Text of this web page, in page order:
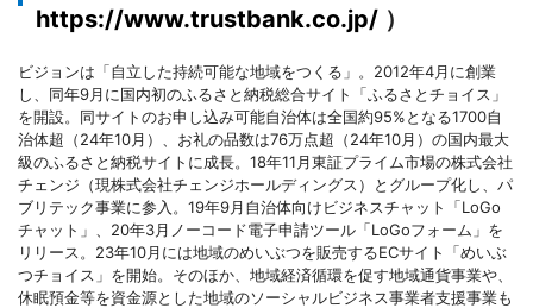
https://www.trustbank.co.jp/ ）
ビジョンは「自立した持続可能な地域をつくる」。2012年4月に創業
し、同年9月に国内初のふるさと納税総合サイト「ふるさとチョイス」
を開設。同サイトのお申し込み可能自治体は全国約95%となる1700自
治体超（24年10月）、お礼の品数は76万点超（24年10月）の国内最大
級のふるさと納税サイトに成長。18年11月東証プライム市場の株式会社
チェンジ（現株式会社チェンジホールディングス）とグループ化し、パ
ブリテック事業に参入。19年9月自治体向けビジネスチャット「LoGo
チャット」、20年3月ノーコード電子申請ツール「LoGoフォーム」を
リリース。23年10月には地域のめいぶつを販売するECサイト「めいぶ
つチョイス」を開始。そのほか、地域経済循環を促す地域通貨事業や、
休眠預金等を資金源とした地域のソーシャルビジネス事業者支援事業も